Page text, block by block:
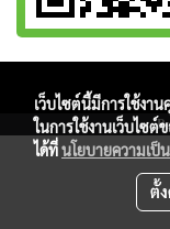
Copy
เว็บไซต์นี้มีการใช้งา
ในการใช้งานเว็บไซ
ได้ที่นโยบายความเป็
ตั้